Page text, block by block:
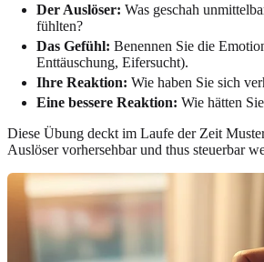
Der Auslöser: Was geschah
fühlten?
Das Gefühl: Benennen Sie die
Enttäuschung, Eifersucht).
Ihre Reaktion: Wie haben Sie sich
Eine bessere Reaktion: Wie hätten
Diese Übung deckt im Laufe der Zeit
Auslöser vorhersehbar und thus steuerbar